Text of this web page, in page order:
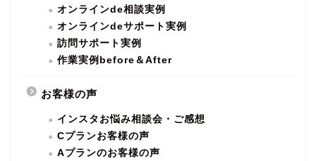
オンラインde相談実例
オンラインdeサポート実例
訪問サポート実例
作業実例before＆After
お客様の声
インスタお悩み相談会・ご感想
Cプランお客様の声
Aプランのお客様の声